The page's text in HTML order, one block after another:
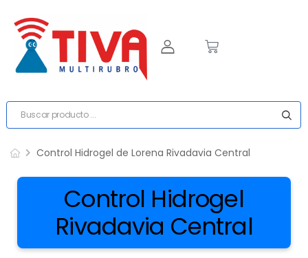
Control Hidrogel de Lorena Rivadavia Central
Control Hidrogel
Rivadavia Central